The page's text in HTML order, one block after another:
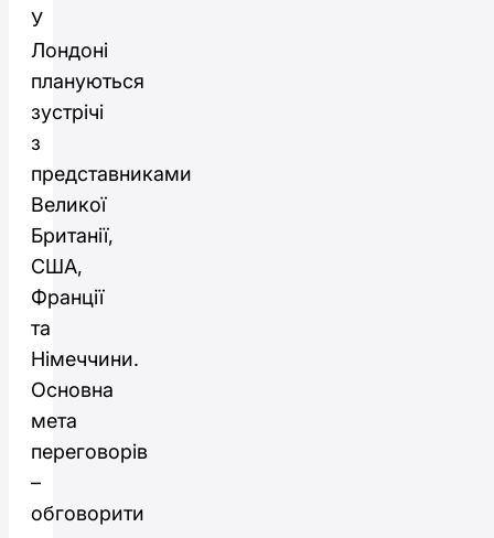
У
Лондоні
плануються
зустрічі
з
представниками
Великої
Британії,
США,
Франції
та
Німеччини.
Основна
мета
переговорів
–
обговорити